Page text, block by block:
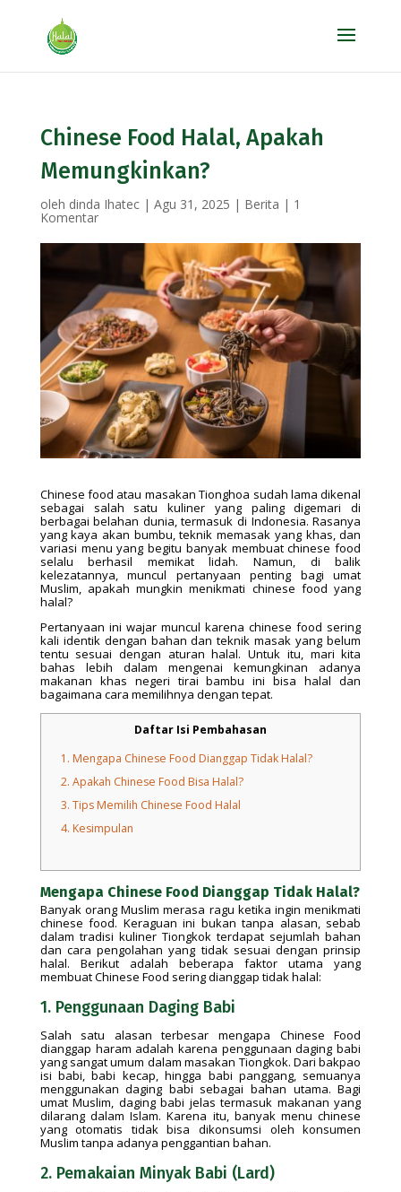
Chinese Food Halal, Apakah
Memungkinkan?
oleh dinda Ihatec| Agu 31, 2025 | Berita | 1
Komentar
Chinese food atau masakan Tionghoa sudah lama dikenal
sebagai salah satu kuliner yang paling digemari di
berbagai belahan dunia, termasuk di Indonesia. Rasanya
yang kaya akan bumbu, teknik memasak yang khas, dan
variasi menu yang begitu banyak membuat chinese food
selalu berhasil memikat lidah. Namun, di balik
kelezatannya, muncul pertanyaan penting bagi umat
Muslim, apakah mungkin menikmati chinese food yang
halal?
Pertanyaan ini wajar muncul karena chinese food sering
kali identik dengan bahan dan teknik masak yang belum
tentu sesuai dengan aturan halal. Untuk itu, mari kita
bahas lebih dalam mengenai kemungkinan adanya
makanan khas negeri tirai bambu ini bisa halal dan
bagaimana cara memilihnya dengan tepat.
Daftar Isi Pembahasan
1. Mengapa Chinese Food Dianggap Tidak Halal?
2. Apakah Chinese Food Bisa Halal?
3. Tips Memilih Chinese Food Halal
4. Kesimpulan
Mengapa Chinese Food Dianggap Tidak Halal?
Banyak orang Muslim merasa ragu ketika ingin menikmati
chinese food. Keraguan ini bukan tanpa alasan, sebab
dalam tradisi kuliner Tiongkok terdapat sejumlah bahan
dan cara pengolahan yang tidak sesuai dengan prinsip
halal. Berikut adalah beberapa faktor utama yang
membuat Chinese Food sering dianggap tidak halal:
1. Penggunaan Daging Babi
Salah satu alasan terbesar mengapa Chinese Food
dianggap haram adalah karena penggunaan daging babi
yang sangat umum dalam masakan Tiongkok. Dari bakpao
isi babi, babi kecap, hingga babi panggang, semuanya
menggunakan daging babi sebagai bahan utama. Bagi
umat Muslim, daging babi jelas termasuk makanan yang
dilarang dalam Islam. Karena itu, banyak menu chinese
yang otomatis tidak bisa dikonsumsi oleh konsumen
Muslim tanpa adanya penggantian bahan.
2. Pemakaian Minyak Babi (Lard)